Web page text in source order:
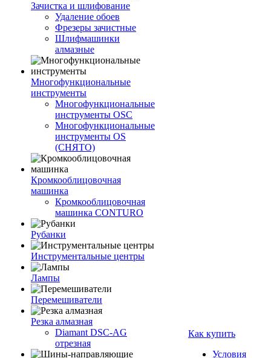
Зачистка и шлифование
Удаление обоев
Фрезеры зачистные
Шлифмашинки
алмазные
Многофункциональные
инструменты
Многофункциональные
инструменты OSC
Многофункциональные
инструменты OS
(СНЯТО)
Кромкооблицовочная
машинка
Кромкооблицовочная
машинка CONTURO
Рубанки
Инструментальные центры
Лампы
Перемешиватели
Резка алмазная
Diamant DSC-AG
отрезная
Как купить
Условия